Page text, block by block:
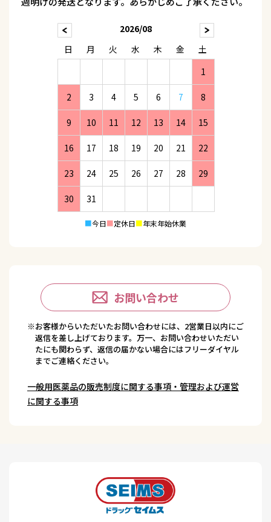
2026/08
日
月 火 水 木 金
土
1
2 3 4 5 6 7 8
9 10 11 12 13 14 15
16 17 18 19 20 21 22
23 24 25 26 27 28 29
30 31
■今日■定休日■年末年始休業
お問い合わせ
※お客様からいただいたお問い合わせには、2営業日以内にご
返信を差し上げております。万一、お問い合わせいただい
たにも関わらず、返信の届かない場合にはフリーダイヤル
までご連絡ください。
一般用医薬品の販売制度に関する事項・管理および運営
に関する事項